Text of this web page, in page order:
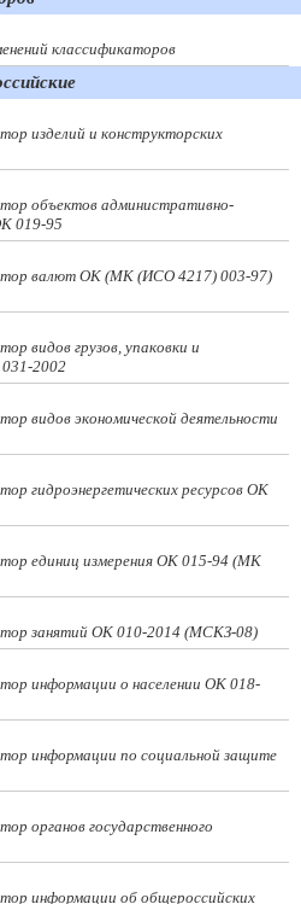
классификаторов
изделий и конструкторских
объектов административно-
019-95
валют ОК (МК (ИСО 4217) 003-97)
видов грузов, упаковки и
2002
видов экономической деятельности
гидроэнергетических ресурсов ОК
единиц измерения ОК 015-94 (МК
занятий ОК 010-2014 (МСКЗ-08)
информации о населении ОК 018-
информации по социальной защите
органов государственного
информации об общероссийских